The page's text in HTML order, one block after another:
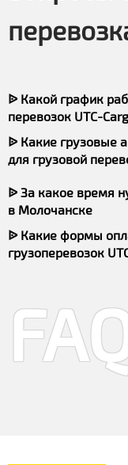
ᐉ Какой график
перевозок UTC-
ᐉ Какие грузовые
для грузовой
ᐉ За какое время
в Молочанске
ᐉ Какие формы
грузоперевозок